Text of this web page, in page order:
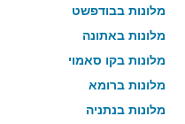
מלונות בבודפשט
מלונות באתונה
מלונות בקו סאמוי
מלונות ברומא
מלונות בנתניה